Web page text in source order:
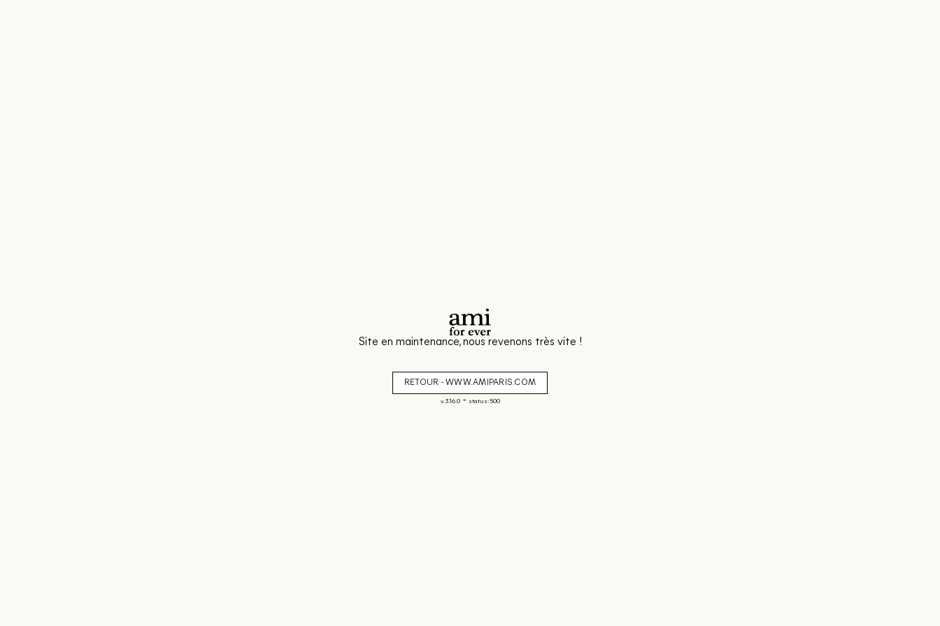
Site en maintenance, nous revenons très vite !
RETOUR - WWW.AMIPARIS.COM
v. 3.16.0- status: 500